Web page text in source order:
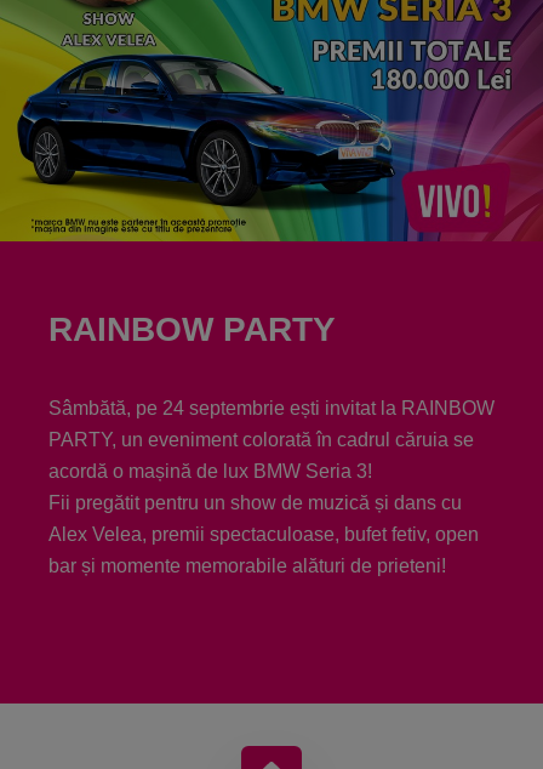
RAINBOW PARTY
Sâmbătă, pe 24 septembrie ești invitat la RAINBOW
PARTY, un eveniment colorată în cadrul căruia se
acordă o mașină de lux BMW Seria 3!
Fii pregătit pentru un show de muzică și dans cu
Alex Velea, premii spectaculoase, bufet fetiv, open
bar și momente memorabile alături de prieteni!